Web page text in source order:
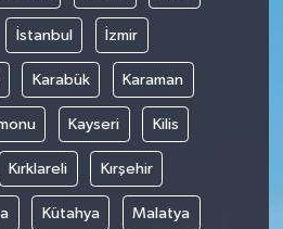
İstanbul İzmir
Karabük Karaman
Kayseri Kilis
Kırklareli Kırşehir
Kütahya Malatya